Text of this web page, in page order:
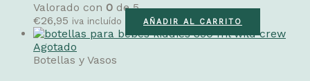
Valorado con 0 de 5
€26,95 iva incluído AÑADIR AL CARRITO
Agotado
Botellas y Vasos